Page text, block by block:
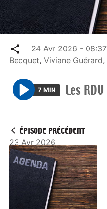
Partager
24 Avr 2026 - 08:37
Becquet,Viviane Guérard,
P
y
7 MIN Les RDV
ÉPISODE PRÉCÉDENT
23 Avr 2026